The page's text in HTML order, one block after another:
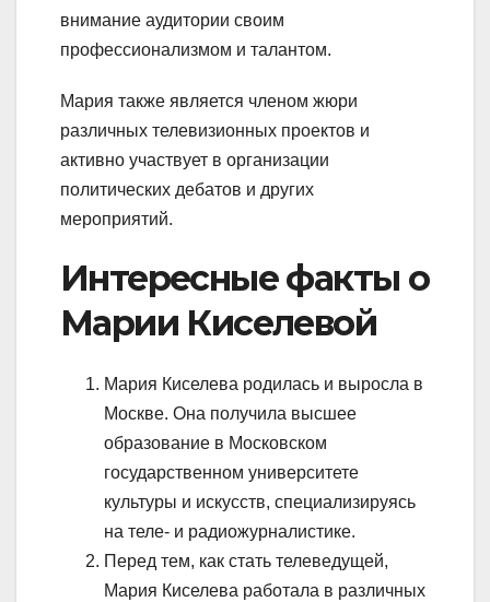
внимание аудитории своим
профессионализмом и талантом.
Мария также является членом жюри
различных телевизионных проектов и
активно участвует в организации
политических дебатов и других
мероприятий.
Интересные факты о
Марии Киселевой
Мария Киселева родилась и выросла в
Москве. Она получила высшее
образование в Московском
государственном университете
культуры и искусств, специализируясь
на теле- и радиожурналистике.
Перед тем, как стать телеведущей,
Мария Киселева работала в различных